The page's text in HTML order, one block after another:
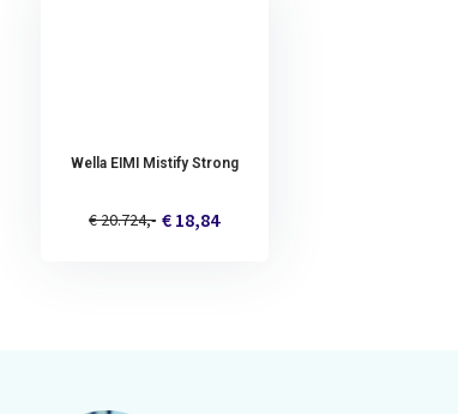
Wella EIMI Mistify Strong
€ 20.724,- € 18,84